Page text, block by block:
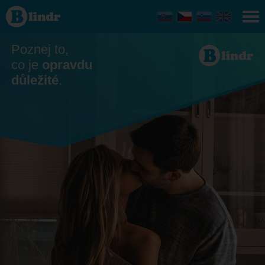
Seznamka
Poznej to,
co je opravdu
důležité.